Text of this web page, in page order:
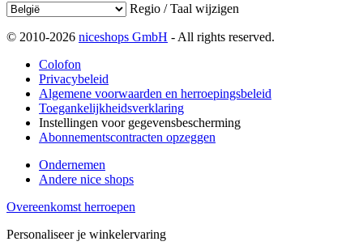
Regio / Taal wijzigen
© 2010-2026 niceshops GmbH - All rights reserved.
Colofon
Privacybeleid
Algemene voorwaarden en herroepingsbeleid
Toegankelijkheidsverklaring
Instellingen voor gegevensbescherming
Abonnementscontracten opzeggen
Ondernemen
Andere nice shops
Overeenkomst herroepen
Personaliseer je winkelervaring